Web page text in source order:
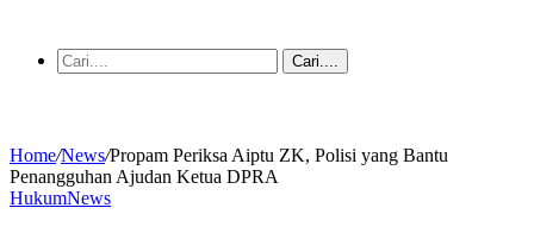
Cari....
Home/News/Propam Periksa Aiptu ZK, Polisi yang Bantu
Penangguhan Ajudan Ketua DPRA
HukumNews